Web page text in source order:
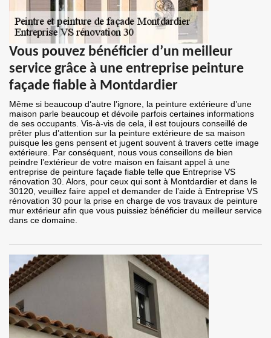
Vous pouvez bénéficier d’un meilleur
service grâce à une entreprise peinture
façade fiable à Montdardier
Même si beaucoup d’autre l’ignore, la peinture extérieure d’une
maison parle beaucoup et dévoile parfois certaines informations
de ses occupants. Vis-à-vis de cela, il est toujours conseillé de
prêter plus d’attention sur la peinture extérieure de sa maison
puisque les gens pensent et jugent souvent à travers cette image
extérieure. Par conséquent, nous vous conseillons de bien
peindre l’extérieur de votre maison en faisant appel à une
entreprise de peinture façade fiable telle que Entreprise VS
rénovation 30. Alors, pour ceux qui sont à Montdardier et dans le
30120, veuillez faire appel et demander de l’aide à Entreprise VS
rénovation 30 pour la prise en charge de vos travaux de peinture
mur extérieur afin que vous puissiez bénéficier du meilleur service
dans ce domaine.